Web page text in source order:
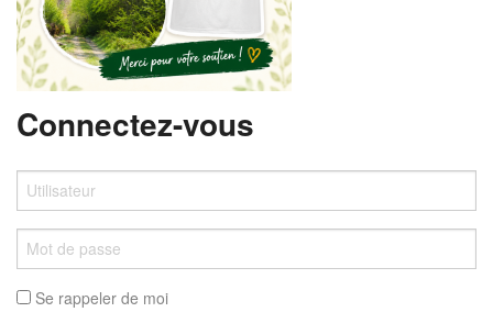
Connectez-vous
Se rappeler de moi